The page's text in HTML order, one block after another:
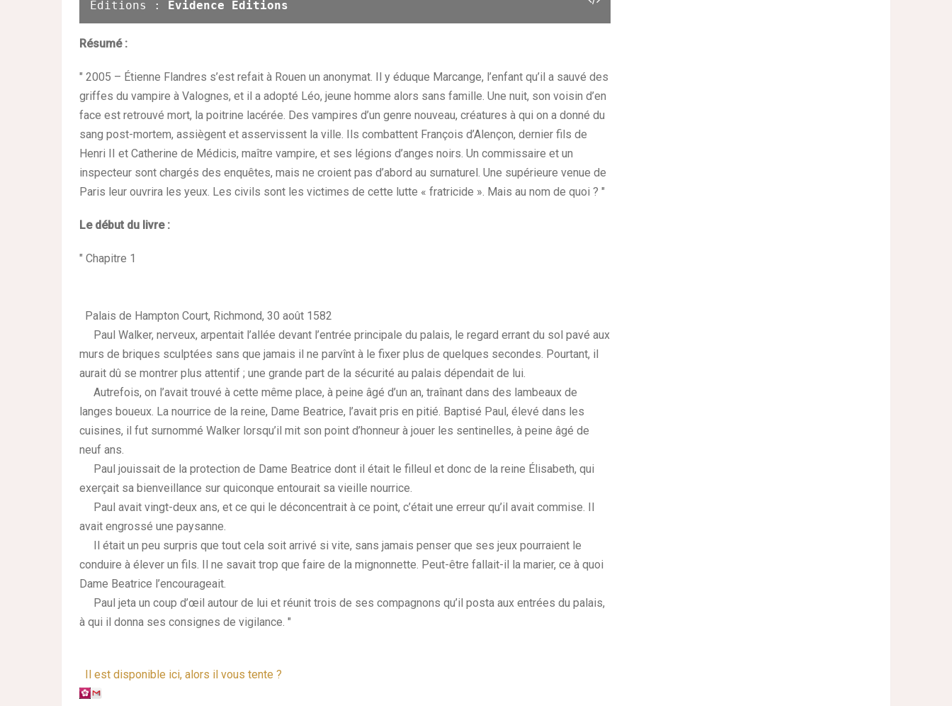
Éditions : Evidence Éditions
Résumé :
" 2005 – Étienne Flandres s’est refait à Rouen un anonymat. Il y éduque Marcange, l’enfant qu’il a sauvé des
griffes du vampire à Valognes, et il a adopté Léo, jeune homme alors sans famille. Une nuit, son voisin d’en
face est retrouvé mort, la poitrine lacérée. Des vampires d’un genre nouveau, créatures à qui on a donné du
sang post-mortem, assiègent et asservissent la ville. Ils combattent François d’Alençon, dernier fils de
Henri II et Catherine de Médicis, maître vampire, et ses légions d’anges noirs. Un commissaire et un
inspecteur sont chargés des enquêtes, mais ne croient pas d’abord au surnaturel. Une supérieure venue de
Paris leur ouvrira les yeux. Les civils sont les victimes de cette lutte « fratricide ». Mais au nom de quoi ? "
Le début du livre :
" Chapitre 1
Palais de Hampton Court, Richmond, 30 août 1582
Paul Walker, nerveux, arpentait l’allée devant l’entrée principale du palais, le regard errant du sol pavé aux
murs de briques sculptées sans que jamais il ne parvînt à le fixer plus de quelques secondes. Pourtant, il
aurait dû se montrer plus attentif ; une grande part de la sécurité au palais dépendait de lui.
Autrefois, on l’avait trouvé à cette même place, à peine âgé d’un an, traînant dans des lambeaux de
langes boueux. La nourrice de la reine, Dame Beatrice, l’avait pris en pitié. Baptisé Paul, élevé dans les
cuisines, il fut surnommé Walker lorsqu’il mit son point d’honneur à jouer les sentinelles, à peine âgé de
neuf ans.
Paul jouissait de la protection de Dame Beatrice dont il était le filleul et donc de la reine Élisabeth, qui
exerçait sa bienveillance sur quiconque entourait sa vieille nourrice.
Paul avait vingt-deux ans, et ce qui le déconcentrait à ce point, c’était une erreur qu’il avait commise. Il
avait engrossé une paysanne.
Il était un peu surpris que tout cela soit arrivé si vite, sans jamais penser que ses jeux pourraient le
conduire à élever un fils. Il ne savait trop que faire de la mignonnette. Peut-être fallait-il la marier, ce à quoi
Dame Beatrice l’encourageait.
Paul jeta un coup d’œil autour de lui et réunit trois de ses compagnons qu’il posta aux entrées du palais,
à qui il donna ses consignes de vigilance. "
Il est disponible ici, alors il vous tente ?